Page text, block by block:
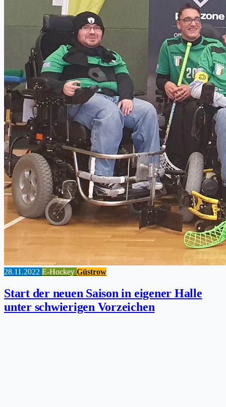
28.11.2022 E-Hockey Güstrow
Start der neuen Saison in eigener Halle
unter schwierigen Vorzeichen